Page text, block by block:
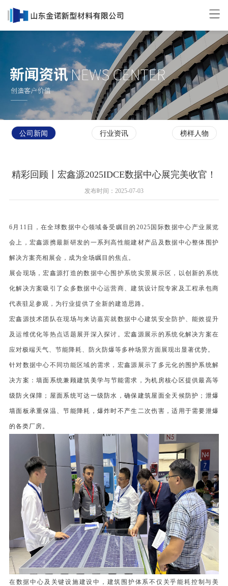
公司新闻 行业资讯 榜样人物
精彩回顾丨宏鑫源2025IDCE数据中心展完美收官！
发布时间：2025-07-03
6月11日，在全球数据中心领域备受瞩目的2025国际数据中心产业展览
会上，宏鑫源携最新研发的一系列高性能建材产品及数据中心整体围护
解决方案亮相展会，成为全场瞩目的焦点。
展会现场，宏鑫源打造的数据中心围护系统实景展示区，以创新的系统
化解决方案吸引了众多数据中心运营商、建筑设计院专家及工程承包商
代表驻足参观，为行业提供了全新的建造思路。
宏鑫源技术团队在现场与来访嘉宾就数据中心建筑安全防护、能效提升
及运维优化等热点话题展开深入探讨。宏鑫源展示的系统化解决方案在
应对极端天气、节能降耗、防火防爆等多种场景方面展现出显著优势。
针对数据中心不同功能区域的需求，宏鑫源展示了多元化的 围护系统解
决方案：墙面系统兼顾建筑美学与节能需求，为机房核心区提供最高等
级防火保障；屋面系统可达一级防水，确保建筑屋面全天候防护；泄爆
墙面板承重保温、节能降耗，爆炸时不产生二次伤害，适用于需要泄爆
的各类厂房。
在数据中心及关键设施建设中，建筑围护体系不仅关乎能耗控制与美